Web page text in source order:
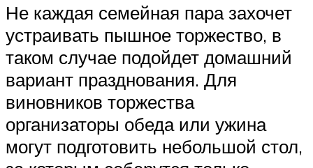
Не каждая семейная пара захочет
устраивать пышное торжество, в
таком случае подойдет домашний
вариант празднования. Для
виновников торжества
организаторы обеда или ужина
могут подготовить небольшой стол,